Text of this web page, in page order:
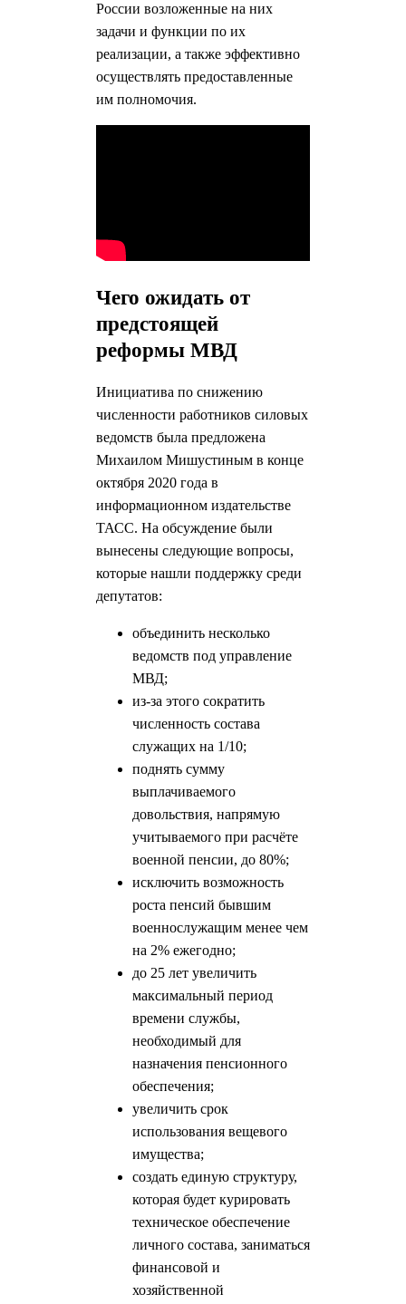
России возложенные на них
задачи и функции по их
реализации, а также эффективно
осуществлять предоставленные
им полномочия.
Чего ожидать от
предстоящей
реформы МВД
Инициатива по снижению
численности работников силовых
ведомств была предложена
Михаилом Мишустиным в конце
октября 2020 года в
информационном издательстве
ТАСС. На обсуждение были
вынесены следующие вопросы,
которые нашли поддержку среди
депутатов:
объединить несколько
ведомств под управление
МВД;
из-за этого сократить
численность состава
служащих на 1/10;
поднять сумму
выплачиваемого
довольствия, напрямую
учитываемого при расчёте
военной пенсии, до 80%;
исключить возможность
роста пенсий бывшим
военнослужащим менее чем
на 2% ежегодно;
до 25 лет увеличить
максимальный период
времени службы,
необходимый для
назначения пенсионного
обеспечения;
увеличить срок
использования вещевого
имущества;
создать единую структуру,
которая будет курировать
техническое обеспечение
личного состава, заниматься
финансовой и
хозяйственной